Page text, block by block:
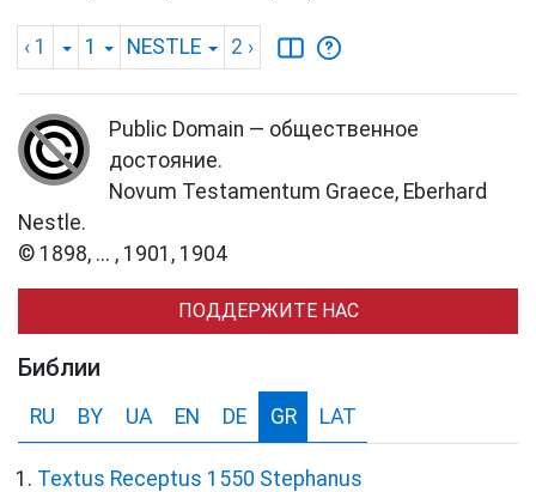
‹ 1 1 NESTLE 2 ›
Public Domain — общественное
достояние.
Novum Testamentum Graece, Eberhard
Nestle.
© 1898, ... , 1901, 1904
ПОДДЕРЖИТЕ НАС
Библии
RU BY UA EN DE GR LAT
Textus Receptus 1550 Stephanus